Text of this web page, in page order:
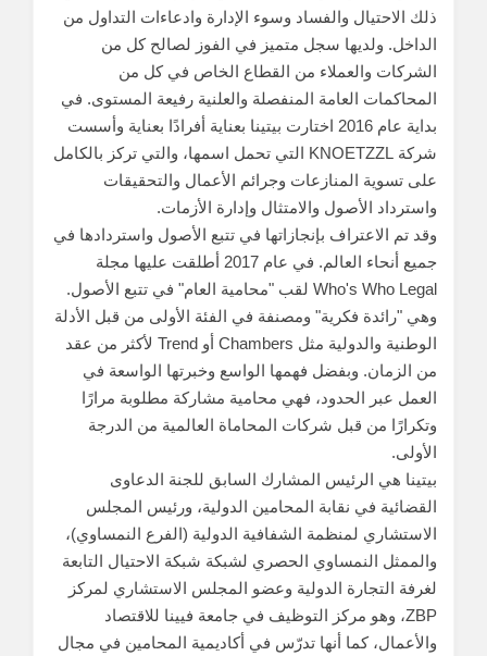
ذلك الاحتيال والفساد وسوء الإدارة وادعاءات التداول من
الداخل. ولديها سجل متميز في الفوز لصالح كل من
الشركات والعملاء من القطاع الخاص في كل من
المحاكمات العامة المنفصلة والعلنية رفيعة المستوى. في
بداية عام 2016 اختارت بيتينا بعناية أفرادًا بعناية وأسست
شركة KNOETZZL التي تحمل اسمها، والتي تركز بالكامل
على تسوية المنازعات وجرائم الأعمال والتحقيقات
واسترداد الأصول والامتثال وإدارة الأزمات.
وقد تم الاعتراف بإنجازاتها في تتبع الأصول واستردادها في
جميع أنحاء العالم. في عام 2017 أطلقت عليها مجلة
Who's Who Legal لقب "محامية العام" في تتبع الأصول.
وهي "رائدة فكرية" ومصنفة في الفئة الأولى من قبل الأدلة
الوطنية والدولية مثل Chambers أو Trend لأكثر من عقد
من الزمان. وبفضل فهمها الواسع وخبرتها الواسعة في
العمل عبر الحدود، فهي محامية مشاركة مطلوبة مرارًا
وتكرارًا من قبل شركات المحاماة العالمية من الدرجة
الأولى.
بيتينا هي الرئيس المشارك السابق للجنة الدعاوى
القضائية في نقابة المحامين الدولية، ورئيس المجلس
الاستشاري لمنظمة الشفافية الدولية (الفرع النمساوي)،
والممثل النمساوي الحصري لشبكة شبكة الاحتيال التابعة
لغرفة التجارة الدولية وعضو المجلس الاستشاري لمركز
ZBP، وهو مركز التوظيف في جامعة فيينا للاقتصاد
والأعمال، كما أنها تدرّس في أكاديمية المحامين في مجال